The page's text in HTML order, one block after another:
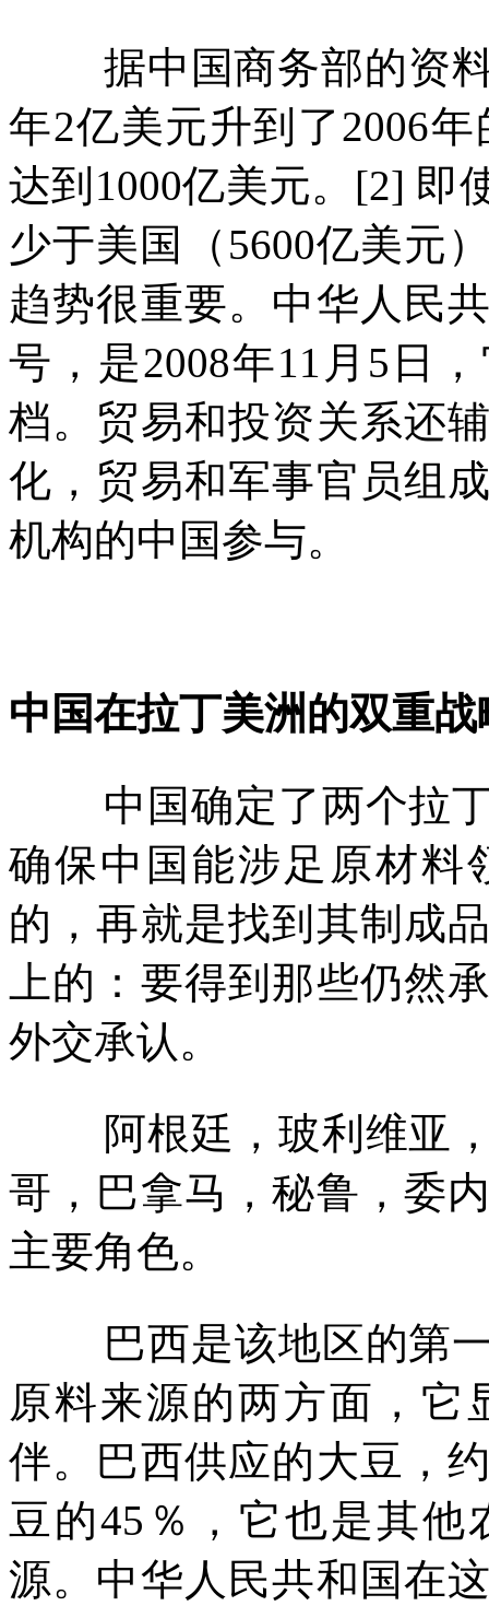
据中国商务部的资
年2亿美元升到了2006年
达到 1000亿美元。 [2] 即
少于美国（ 5600亿美元
趋势很重要。中华人民
号，是2008年11 月 5 日
档。贸易和投资关系还
化，贸易和军事官员组
机构的中国参与。
中国在拉丁美洲的双重战
中国确定了两个拉
确保中国能涉足原材料
的，再就是找到其制成
上的：要得到那些仍然
外交承认。
阿根廷，玻利维亚
哥，巴拿马，秘鲁，委
主要角色。
巴西是该地区的第
原料来源的两方面，它
伴。巴西供应的大豆，
豆的45 ％，它也是其他
源。中华人民共和国在